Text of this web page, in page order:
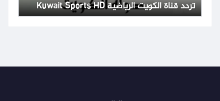
تردد قناة الكويت الرياضية Kuwait Sports HD
65